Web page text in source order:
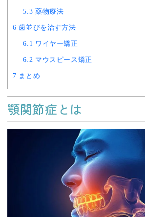
5.3 薬物療法
6 歯並びを治す方法
6.1 ワイヤー矯正
6.2 マウスピース矯正
7 まとめ
顎関節症とは